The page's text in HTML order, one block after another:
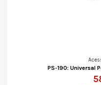
PS-190: Universal